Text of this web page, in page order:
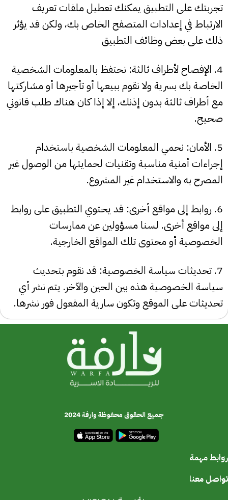
تجربتك على التطبيق يمكنك تعطيل ملفات تعريف
الارتباط في إعدادات المتصفح الخاص بك، ولكن قد يؤثر
ذلك على بعض وظائف التطبيق
4. الإفصاح لأطراف ثالثة: نحتفظ بالمعلومات الشخصية
الخاصة بك بسرية ولا نقوم ببيعها أو تأجيرها أو مشاركتها
مع أطراف ثالثة بدون إذنك، إلا إذا كان هناك طلب قانوني
صحيح.
5. الأمان: نحمي المعلومات الشخصية باستخدام
إجراءات أمنية مناسبة وتقنيات لحمايتها من الوصول غير
المصرح به والاستخدام غير المشروع.
6. روابط إلى مواقع أخرى: قد يحتوي التطبيق على روابط
إلى مواقع أخرى. لسنا مسؤولين عن ممارسات
الخصوصية أو محتوى تلك المواقع الخارجية.
7. تحديثات سياسة الخصوصية: قد نقوم بتحديث
سياسة الخصوصية هذه بين الحين والآخر. يتم نشر أي
تحديثات على الموقع وتكون سارية المفعول فور نشرها.
جميع الحقوق محفوظة وارفة 2024
روابط مهمة
تواصل معنا